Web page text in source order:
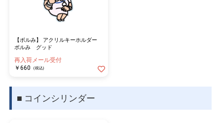
【ボルみ】 アクリルキーホルダー
ボルみ グッド
再入荷メール受付
￥660
(税込)
■ コインシリンダー